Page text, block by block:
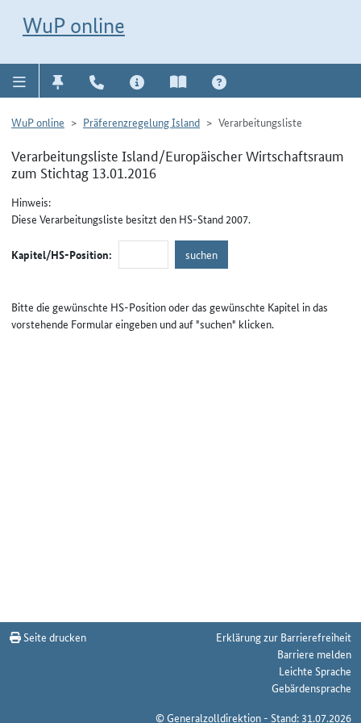
WuP online
WuP online Präferenzregelung Island Verarbeitungsliste
Verarbeitungsliste Island/Europäischer Wirtschaftsraum
zum Stichtag 13.01.2016
Hinweis:
Diese Verarbeitungsliste besitzt den HS-Stand 2007.
Kapitel/HS-Position:
Bitte die gewünschte HS-Position oder das gewünschte Kapitel in das
vorstehende Formular eingeben und auf "suchen" klicken.
Seite drucken
Erklärung zur Barrierefreiheit
Barriere melden
Leichte Sprache
Gebärdensprache
© Generalzolldirektion - Stand: 31.07.2026